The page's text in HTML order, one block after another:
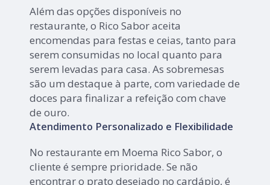
Além das opções disponíveis no
restaurante, o Rico Sabor aceita
encomendas para festas e ceias, tanto para
serem consumidas no local quanto para
serem levadas para casa. As sobremesas
são um destaque à parte, com variedade de
doces para finalizar a refeição com chave
de ouro.
Atendimento Personalizado e Flexibilidade
No restaurante em Moema Rico Sabor, o
cliente é sempre prioridade. Se não
encontrar o prato desejado no cardápio, é